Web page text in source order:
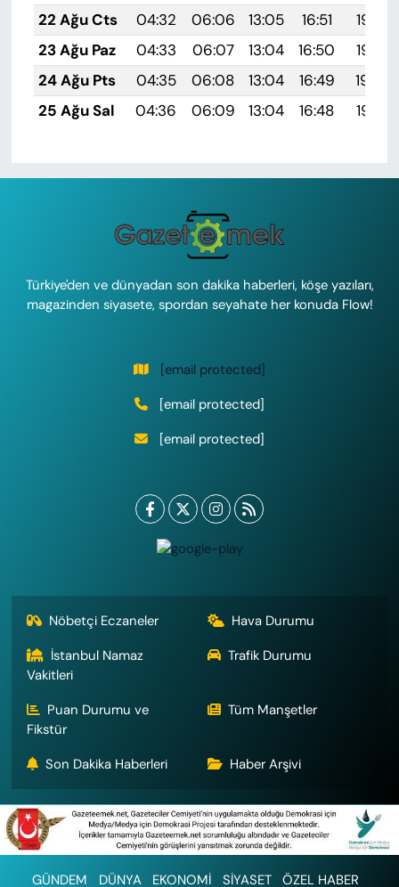
22 Ağu Cts
04:32 06:06 13:05 16:51
19:53
23 Ağu Paz
04:33 06:07 13:04 16:50
19:52
24 Ağu Pts
04:35 06:08 13:04 16:49
19:50
25 Ağu Sal
04:36 06:09 13:04 16:48 19:49
Türkiye'den ve dünyadan son dakika haberleri, köşe yazıları,
magazinden siyasete, spordan seyahate her konuda Flow!
[email protected]
[email protected]
[email protected]
Nöbetçi Eczaneler
Hava Durumu
İstanbul Namaz
Vakitleri
Trafik Durumu
Puan Durumu ve
Fikstür
Tüm Manşetler
Son Dakika Haberleri Haber Arşivi
GÜNDEM DÜNYA EKONOMİ SİYASET ÖZEL HABER